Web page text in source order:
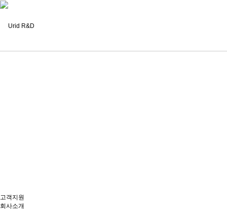
고객지원
회사소개